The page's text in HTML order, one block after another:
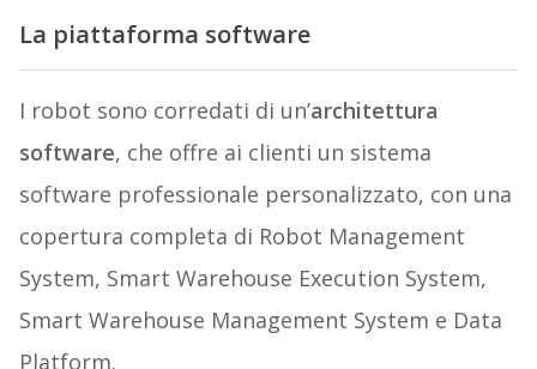
La piattaforma software
I robot sono corredati di un’architettura
software, che offre ai clienti un sistema
software professionale personalizzato, con una
copertura completa di Robot Management
System, Smart Warehouse Execution System,
Smart Warehouse Management System e Data
Platform.